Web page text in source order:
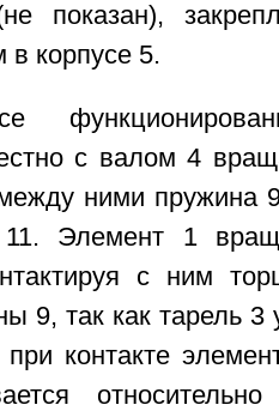
показан),
в корпусе 5.
с валом 4
ними пружина
Элемент 1
с ним
9, так как тарель 3
контакте